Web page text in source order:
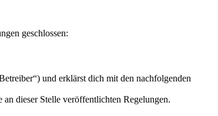
geschlossen:
und erklärst dich mit den nachfolgenden
dieser Stelle veröffentlichten Regelungen.